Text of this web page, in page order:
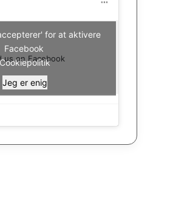
us on Facebook
for at aktivere
Facebook
Cookiepolitik
Jeg er enig